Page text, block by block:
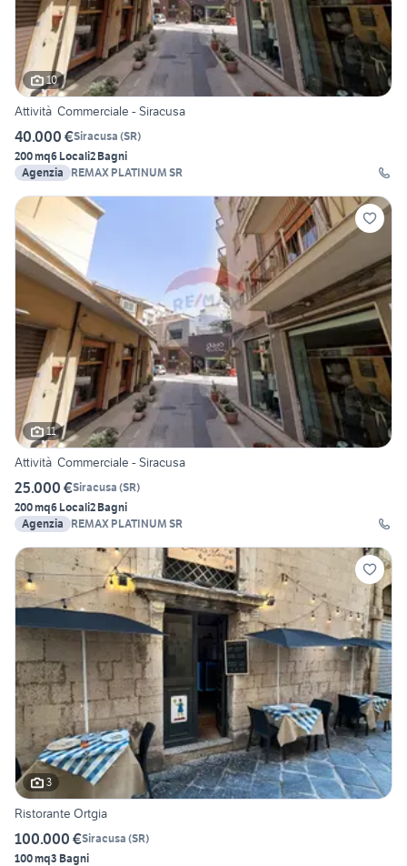
10
Attività Commerciale - Siracusa
40.000 €Siracusa (SR)
200 mq6 Locali2 Bagni
Agenzia
REMAX PLATINUM SR
11
Attività Commerciale - Siracusa
25.000 €Siracusa (SR)
200 mq6 Locali2 Bagni
Agenzia
REMAX PLATINUM SR
3
Ristorante Ortgia
100.000 €Siracusa (SR)
100 mq3 Bagni